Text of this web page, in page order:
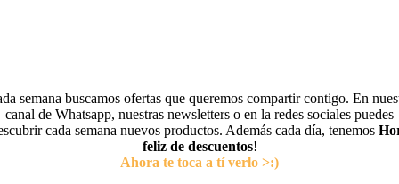
semana buscamos ofertas que queremos compartir contigo. En
canal de Whatsapp, nuestras newsletters o en la redes sociales puedes
cada semana nuevos productos. Además cada día, tenemos
feliz de descuentos!
Ahora te toca a tí verlo >:)